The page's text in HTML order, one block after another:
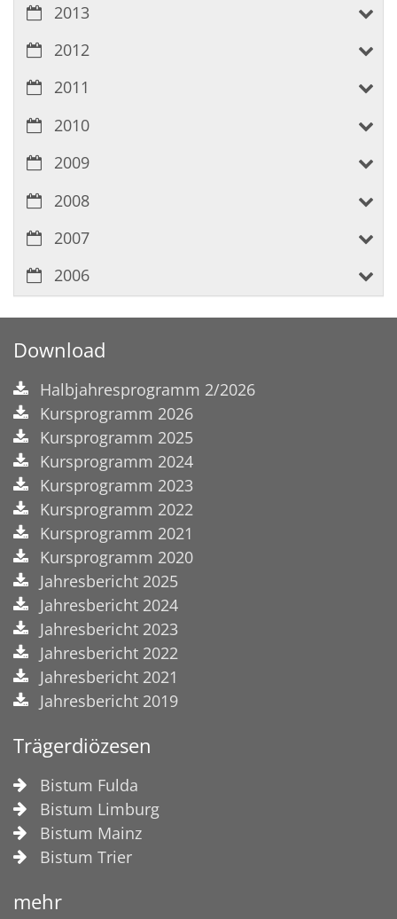
2013
2012
2011
2010
2009
2008
2007
2006
Download
Halbjahresprogramm 2/2026
Kursprogramm 2026
Kursprogramm 2025
Kursprogramm 2024
Kursprogramm 2023
Kursprogramm 2022
Kursprogramm 2021
Kursprogramm 2020
Jahresbericht 2025
Jahresbericht 2024
Jahresbericht 2023
Jahresbericht 2022
Jahresbericht 2021
Jahresbericht 2019
Trägerdiözesen
Bistum Fulda
Bistum Limburg
Bistum Mainz
Bistum Trier
mehr